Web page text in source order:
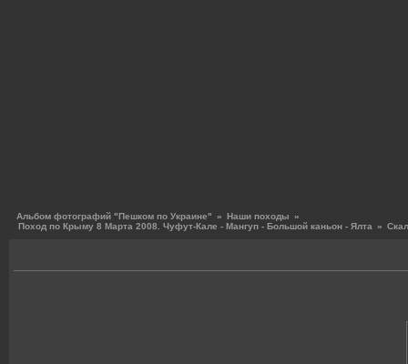
Альбом фотографий "Пешком по Украине" » Наши походы
»
Поход по Крыму 8 Марта 2008. Чуфут-Кале - Мангуп - Большой каньон - Ялта
»